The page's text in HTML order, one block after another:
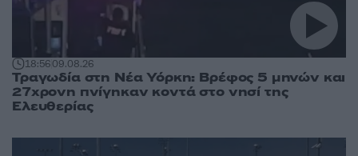
18:5609.08.26
Τραγωδία στη Νέα Υόρκη: Βρέφος 5 μηνών και
27χρονη πνίγηκαν κοντά στο νησί της
Ελευθερίας